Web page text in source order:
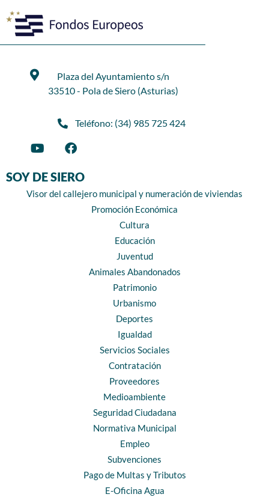
Plaza del Ayuntamiento s/n
33510 - Pola de Siero (Asturias)
Teléfono: (34) 985 725 424
SOY DE SIERO
Visor del callejero municipal y numeración de viviendas
Promoción Económica
Cultura
Educación
Juventud
Animales Abandonados
Patrimonio
Urbanismo
Deportes
Igualdad
Servicios Sociales
Contratación
Proveedores
Medioambiente
Seguridad Ciudadana
Normativa Municipal
Empleo
Subvenciones
Pago de Multas y Tributos
E-Oficina Agua